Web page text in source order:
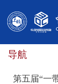
导航
第五届“一